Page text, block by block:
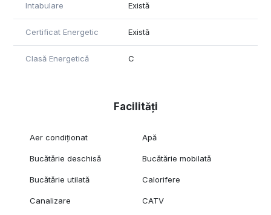
Intabulare Există
Certificat Energetic Există
Clasă Energetică C
Facilități
Aer condiționat Apă
Bucătărie deschisă Bucătărie mobilată
Bucătărie utilată Calorifere
Canalizare CATV